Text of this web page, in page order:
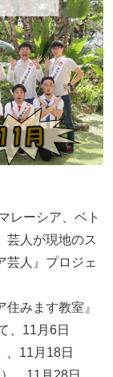
レーシア、ベト
芸人が現地のス
芸人』プロジェ
みます教室』
、11月6日
、11月18日